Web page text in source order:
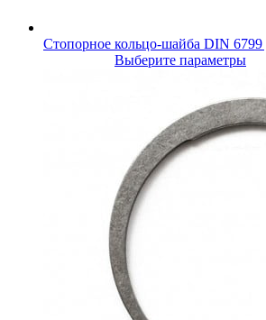
Стопорное кольцо-шайба DIN 6799
Выберите параметры